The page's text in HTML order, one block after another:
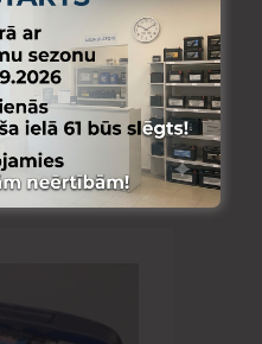
U-4.2 50Ah
254x175x200,